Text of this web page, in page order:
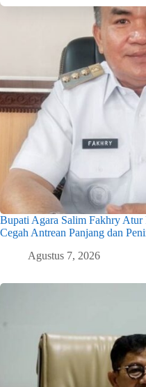
Bupati Agara Salim Fakhry Atur
Cegah Antrean Panjang dan
Agustus 7, 2026